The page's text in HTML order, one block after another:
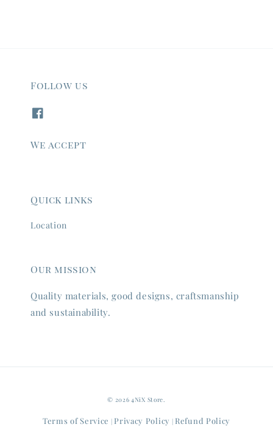
Follow us
We accept
Quick links
Location
Our mission
Quality materials, good designs, craftsmanship
and sustainability.
© 2026 4NiX Store.
Terms of Service | Privacy Policy | Refund Policy